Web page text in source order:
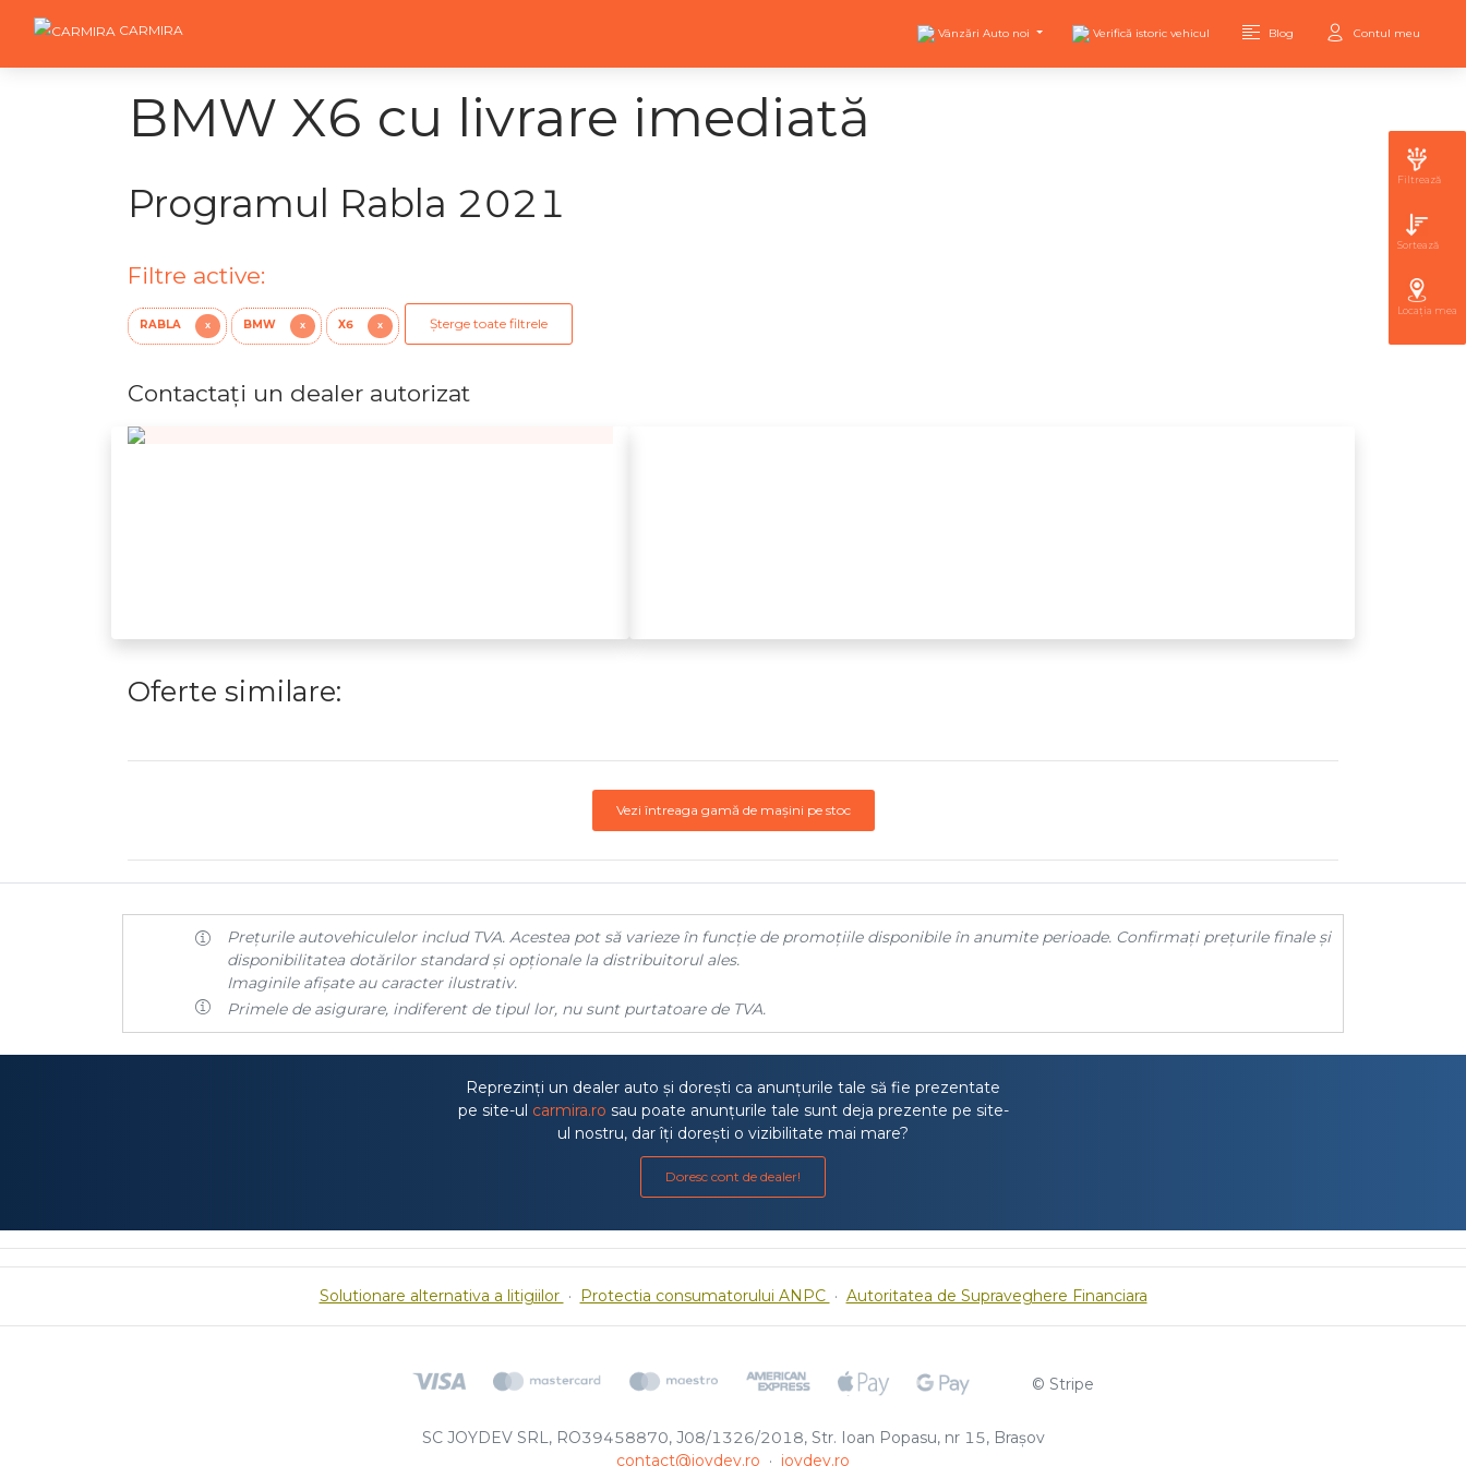
CARMIRA Vânzări Auto noi Verifică istoric vehicul Blog Contul meu
BMW X6 cu livrare imediată
Programul Rabla 2021
Filtre active:
RABLA X BMW X X6 X Șterge toate filtrele
Contactaţi un dealer autorizat
Oferte similare:
Vezi întreaga gamă de mașini pe stoc
Filtrează
Sortează
Locația mea
Prețurile autovehiculelor includ TVA. Acestea pot să varieze în funcție de promoțiile disponibile în anumite perioade. Confirmați prețurile finale și
disponibilitatea dotărilor standard și opționale la distribuitorul ales.
Imaginile afișate au caracter ilustrativ.
Primele de asigurare, indiferent de tipul lor, nu sunt purtatoare de TVA.
Reprezinți un dealer auto și dorești ca anunțurile tale să fie prezentate
pe site-ul carmira.ro sau poate anunțurile tale sunt deja prezente pe site-
ul nostru, dar îți dorești o vizibilitate mai mare?
Doresc cont de dealer!
Solutionare alternativa a litigiilor · Protectia consumatorului ANPC · Autoritatea de Supraveghere Financiara
© Stripe
SC JOYDEV SRL, RO39458870, J08/1326/2018, Str. Ioan Popasu, nr 15, Brașov
contact@joydev.ro · joydev.ro